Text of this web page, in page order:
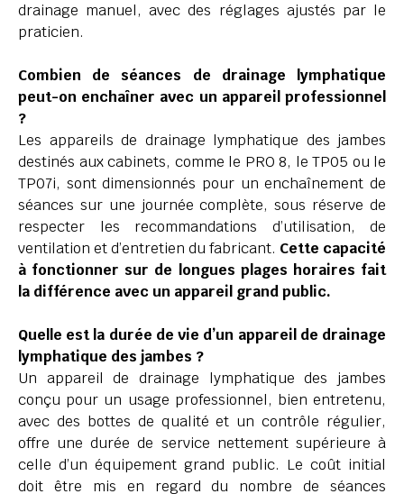
drainage manuel, avec des réglages ajustés par le
praticien.
Combien de séances de drainage lymphatique
peut-on enchaîner avec un appareil professionnel
?
Les appareils de drainage lymphatique des jambes
destinés aux cabinets, comme le PRO 8, le TP05 ou le
TP07i, sont dimensionnés pour un enchaînement de
séances sur une journée complète, sous réserve de
respecter les recommandations d’utilisation, de
ventilation et d’entretien du fabricant. Cette capacité
à fonctionner sur de longues plages horaires fait
la différence avec un appareil grand public.
Quelle est la durée de vie d’un appareil de drainage
lymphatique des jambes ?
Un appareil de drainage lymphatique des jambes
conçu pour un usage professionnel, bien entretenu,
avec des bottes de qualité et un contrôle régulier,
offre une durée de service nettement supérieure à
celle d’un équipement grand public. Le coût initial
doit être mis en regard du nombre de séances